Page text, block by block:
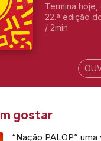
Termina hoje, em Maputo, a
22.ª edição
Matavel, o
/ 2min
gostar
“Nação PALOP”